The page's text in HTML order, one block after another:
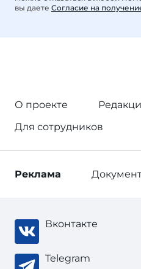
вы даете Согласие на
О проекте
Для сотрудников
Реклама
Вконтакте
Telegram